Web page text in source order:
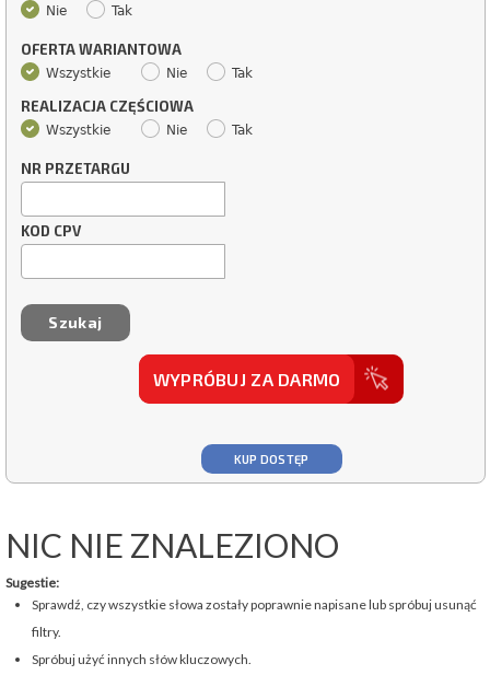
Nie Tak
OFERTA WARIANTOWA
Wszystkie Nie Tak
REALIZACJA CZĘŚCIOWA
Wszystkie Nie Tak
NR PRZETARGU
KOD CPV
WYPRÓBUJ ZA DARMO
KUP DOSTĘP
NIC NIE ZNALEZIONO
Sugestie:
Sprawdź, czy wszystkie słowa zostały poprawnie napisane lub spróbuj usunąć
filtry.
Spróbuj użyć innych słów kluczowych.